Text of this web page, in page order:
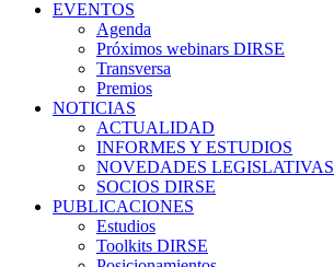
EVENTOS
Agenda
Próximos webinars DIRSE
Transversa
Premios
NOTICIAS
ACTUALIDAD
INFORMES Y ESTUDIOS
NOVEDADES LEGISLATIVAS
SOCIOS DIRSE
PUBLICACIONES
Estudios
Toolkits DIRSE